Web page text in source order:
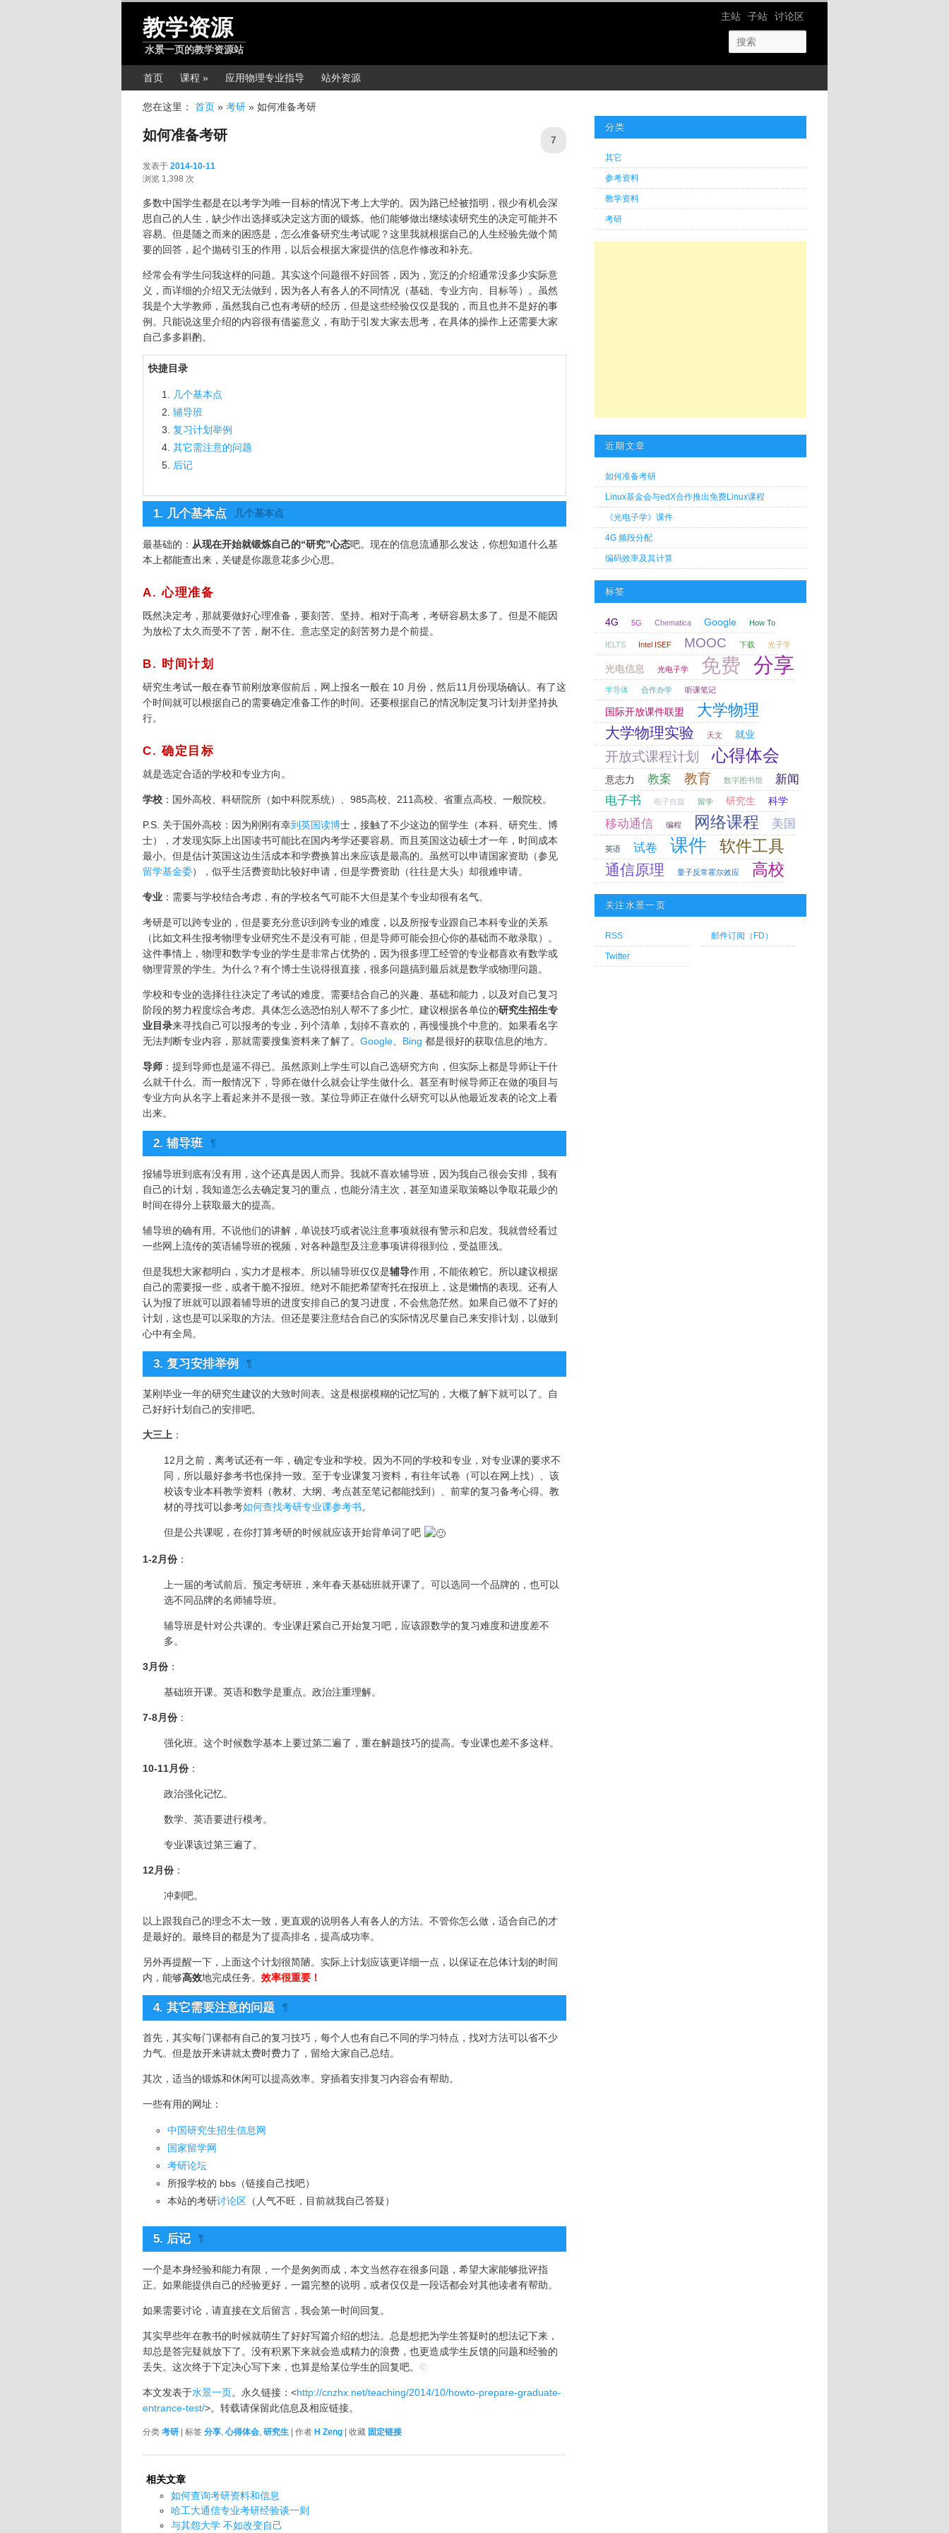
网站导航
主站 子站 讨论区
教学资源
水景一页的教学资源站
主菜单首页 课程 » 应用物理专业指导 站外资源
您在这里： 首页 » 考研 » 如何准备考研
如何准备考研
发表于 2014-10-11
浏览 1,398 次
7
多数中国学生都是在以考学为唯一目标的情况下考上大学的。因为路已经被指明，很少有机会深
思自己的人生，缺少作出选择或决定这方面的锻炼。他们能够做出继续读研究生的决定可能并不
容易。但是随之而来的困惑是，怎么准备研究生考试呢？这里我就根据自己的人生经验先做个简
要的回答，起个抛砖引玉的作用，以后会根据大家提供的信息作修改和补充。
经常会有学生问我这样的问题。其实这个问题很不好回答，因为，宽泛的介绍通常没多少实际意
义，而详细的介绍又无法做到，因为各人有各人的不同情况（基础、专业方向、目标等）。虽然
我是个大学教师，虽然我自己也有考研的经历，但是这些经验仅仅是我的，而且也并不是好的事
例。只能说这里介绍的内容很有借鉴意义，有助于引发大家去思考，在具体的操作上还需要大家
自己多多斟酌。
快捷目录
几个基本点
辅导班
复习计划举例
其它需注意的问题
后记
1. 几个基本点 几个基本点
最基础的： 从现在开始就锻炼自己的“研究”心态吧。现在的信息流通那么发达，你想知道什么基
本上都能查出来，关键是你愿意花多少心思。
A. 心理准备
既然决定考，那就要做好心理准备，要刻苦、坚持。相对于高考，考研容易太多了。但是不能因
为放松了太久而受不了苦，耐不住。意志坚定的刻苦努力是个前提。
B. 时间计划
研究生考试一般在春节前刚放寒假前后，网上报名一般在 10 月份，然后11月份现场确认。有了这
个时间就可以根据自己的需要确定准备工作的时间。还要根据自己的情况制定复习计划并坚持执
行。
C. 确定目标
就是选定合适的学校和专业方向。
学校 ：国外高校、科研院所（如中科院系统）、985高校、211高校、省重点高校、一般院校。
P.S. 关于国外高校：因为刚刚有幸到英国读博士，接触了不少这边的留学生（本科、研究生、博
士），才发现实际上出国读书可能比在国内考学还要容易。而且英国这边硕士才一年，时间成本
最小。但是估计英国这边生活成本和学费换算出来应该是最高的。虽然可以申请国家资助（参见
留学基金委），似乎生活费资助比较好申请，但是学费资助（往往是大头）却很难申请。
专业 ：需要与学校结合考虑，有的学校名气可能不大但是某个专业却很有名气。
考研是可以跨专业的，但是要充分意识到跨专业的难度，以及所报专业跟自己本科专业的关系
（比如文科生报考物理专业研究生不是没有可能，但是导师可能会担心你的基础而不敢录取）。
这件事情上，物理和数学专业的学生是非常占优势的，因为很多理工经管的专业都喜欢有数学或
物理背景的学生。为什么？有个博士生说得很直接，很多问题搞到最后就是数学或物理问题。
学校和专业的选择往往决定了考试的难度。需要结合自己的兴趣、基础和能力，以及对自己复习
阶段的努力程度综合考虑。具体怎么选恐怕别人帮不了多少忙。建议根据各单位的研究生招生专
业目录来寻找自己可以报考的专业，列个清单，划掉不喜欢的，再慢慢挑个中意的。如果看名字
无法判断专业内容，那就需要搜集资料来了解了。 Google Bing 都是很好的获取信息的地方。
导师 ：提到导师也是逼不得已。虽然原则上学生可以自己选研究方向，但实际上都是导师让干什
么就干什么。而一般情况下，导师在做什么就会让学生做什么。甚至有时候导师正在做的项目与
专业方向从名字上看起来并不是很一致。某位导师正在做什么研究可以从他最近发表的论文上看
出来。
2. 辅导班 ¶
报辅导班到底有没有用，这个还真是因人而异。我就不喜欢辅导班，因为我自己很会安排，我有
自己的计划，我知道怎么去确定复习的重点，也能分清主次，甚至知道采取策略以争取花最少的
时间在得分上获取最大的提高。
辅导班的确有用。不说他们的讲解，单说技巧或者说注意事项就很有警示和启发。我就曾经看过
一些网上流传的英语辅导班的视频，对各种题型及注意事项讲得很到位，受益匪浅。
但是我想大家都明白，实力才是根本。所以辅导班仅仅是辅导作用，不能依赖它。所以建议根据
自己的需要报一些，或者干脆不报班。绝对不能把希望寄托在报班上，这是懒惰的表现。还有人
认为报了班就可以跟着辅导班的进度安排自己的复习进度，不会焦急茫然。如果自己做不了好的
计划，这也是可以采取的方法。但还是要注意结合自己的实际情况尽量自己来安排计划，以做到
心中有全局。
3. 复习安排举例 ¶
某刚毕业一年的研究生建议的大致时间表。这是根据模糊的记忆写的，大概了解下就可以了。自
己好好计划自己的安排吧。
大三上 ：
12月之前，离考试还有一年，确定专业和学校。因为不同的学校和专业，对专业课的要求不
同，所以最好参考书也保持一致。至于专业课复习资料，有往年试卷（可以在网上找）、该
校该专业本科教学资料（教材、大纲、考点甚至笔记都能找到）、前辈的复习备考心得。教
材的寻找可以参考如何查找考研专业课参考书。
但是公共课呢，在你打算考研的时候就应该开始背单词了吧
1-2月份：
上一届的考试前后。预定考研班，来年春天基础班就开课了。可以选同一个品牌的，也可以
选不同品牌的名师辅导班。
辅导班是针对公共课的。专业课赶紧自己开始复习吧，应该跟数学的复习难度和进度差不
多。
3月份：
基础班开课。英语和数学是重点。政治注重理解。
7-8月份：
强化班。这个时候数学基本上要过第二遍了，重在解题技巧的提高。专业课也差不多这样。
10-11月份：
政治强化记忆。
数学、英语要进行模考。
专业课该过第三遍了。
12月份：
冲刺吧。
以上跟我自己的理念不太一致，更直观的说明各人有各人的方法。不管你怎么做，适合自己的才
是最好的。最终目的都是为了提高排名，提高成功率。
另外再提醒一下，上面这个计划很简陋。实际上计划应该更详细一点，以保证在总体计划的时间
内，能够高效地完成任务。 效率很重要！
4. 其它需要注意的问题 ¶
首先，其实每门课都有自己的复习技巧，每个人也有自己不同的学习特点，找对方法可以省不少
力气。但是放开来讲就太费时费力了，留给大家自己总结。
其次，适当的锻炼和休闲可以提高效率。穿插着安排复习内容会有帮助。
一些有用的网址：
中国研究生招生信息网
国家留学网
考研论坛
所报学校的 bbs（链接自己找吧）
本站的考研讨论区 （人气不旺，目前就我自己答疑）
5. 后记 ¶
一个是本身经验和能力有限，一个是匆匆而成，本文当然存在很多问题，希望大家能够批评指
正。如果能提供自己的经验更好，一篇完整的说明，或者仅仅是一段话都会对其他读者有帮助。
如果需要讨论，请直接在文后留言，我会第一时间回复。
其实早些年在教书的时候就萌生了好好写篇介绍的想法。总是想把为学生答疑时的想法记下来，
却总是答完疑就放下了。没有积累下来就会造成精力的浪费，也更造成学生反馈的问题和经验的
丢失。这次终于下定决心写下来，也算是给某位学生的回复吧。 ©
本文发表于水景一页。永久链接：<http://cnzhx.net/teaching/2014/10/howto-prepare-graduate-
entrance-test/>。转载请保留此信息及相应链接。
分类 考研 | 标签 分享 ,心得体会 研究生 | 作者 H Zeng | 收藏 固定链接
相关文章
如何查询考研资料和信息
哈工大通信专业考研经验谈一则
与其怨大学 不如改变自己
分类
其它
参考资料
教学资料
考研
近期文章
如何准备考研
Linux基金会与edX合作推出免费Linux课程
《光电子学》课件
4G 频段分配
编码效率及其计算
标签
4G 5G Chematica Google How To
IELTS Intel ISEF MOOC 下载 光子学
光电信息 光电子学 免费 分享
半导体 合作办学 听课笔记
国际开放课件联盟 大学物理
大学物理实验 天文 就业
开放式课程计划 心得体会
意志力 教案 教育 数字图书馆
新闻
电子书
电子自旋 留学 研究生 科学
移动通信 编程 网络课程 美国
英语 试卷 课件 软件工具
通信原理 量子反常霍尔效应 高校
关注水景一页
RSS 邮件订阅（FD）
Twitter